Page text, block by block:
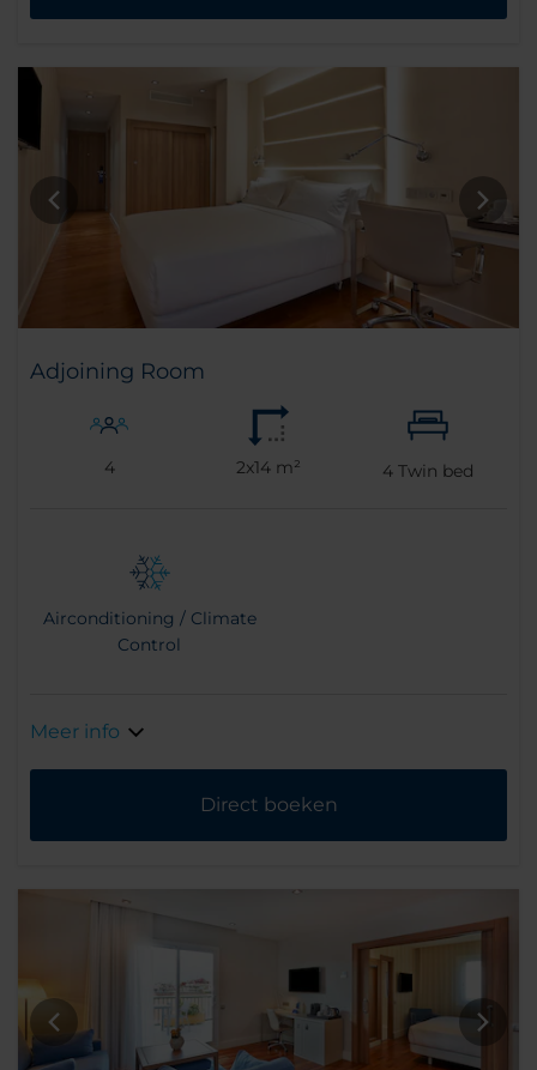
Adjoining Room
4 2x14 m² 4Twin bed
Airconditioning / Climate
Control
Meer info
Direct boeken